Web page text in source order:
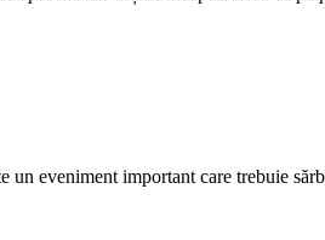
un eveniment important care trebuie